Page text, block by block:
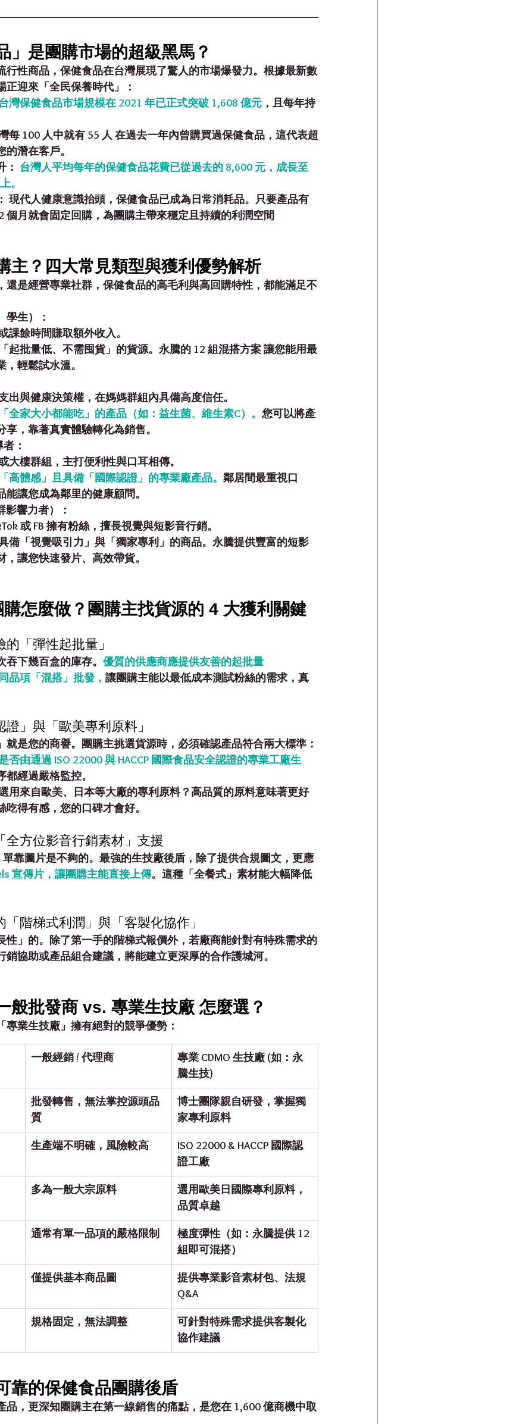
」是團購市場的超級黑馬？
行性商品，保健食品在台灣展現了驚人的市場爆發力。根據最新數
迎來「全民保養時代」：
灣保健食品市場規模在 2021 年已正式突破 1,608 億元 ，且每年持
每 100 人中就有 55 人 在過去一年內曾購買過保健食品，這代表超
潛在客戶。
： 台灣人平均每年的保健食品花費已從過去的 8,600 元，成長至
。
現代人健康意識抬頭，保健食品已成為日常消耗品。只要產品有
個月就會固定回購，為團購主帶來穩定且持續的利潤空間
主？四大常見類型與獲利優勢解析
還是經營專業社群，保健食品的高毛利與高回購特性，都能滿足不
學生）：
課餘時間賺取額外收入。
起批量低、不需囤貨」的貨源。永騰的 12 組混搭方案 讓您能用最
輕鬆試水溫。
出與健康決策權，在媽媽群組內具備高度信任。
全家大小都能吃」的產品（如：益生菌、維生素C）。 您可以將產
享，靠著真實體驗轉化為銷售。
：
大樓群組，主打便利性與口耳相傳。
高體感」且具備「國際認證」的專業廠產品。 鄰居間最重視口
讓您成為鄰里的健康顧問。
影響力者）：
或 FB 擁有粉絲，擅長視覺與短影音行銷。
備「視覺吸引力」與「獨家專利」的商品。永騰提供豐富的短影
，讓您快速發片、高效帶貨。
怎麼做？團購主找貨源的 4 大獲利關鍵
「彈性起批量」
下幾百盒的庫存。 優質的供應商應提供友善的起批量
品項「混搭」批發， 讓團購主能以最低成本測試粉絲的需求，真
」與「歐美專利原料」
就是您的商譽。團購主挑選貨源時，必須確認產品符合兩大標準：
否由通過 ISO 22000 與 HACCP 國際食品安全認證的專業工廠生
都經過嚴格監控。
用來自歐美、日本等大廠的專利原料？高品質的原料意味著更好
得有感，您的口碑才會好。
全方位影音行銷素材」支援
靠圖片是不夠的。最強的生技廠後盾，除了提供合規圖文，更應
宣傳片 ，讓團購主能直接上傳。這種「全餐式」素材能大幅降低
階梯式利潤」與「客製化協作」
性」的。除了第一手的階梯式報價外，若廠商能針對有特殊需求的
銷協助或產品組合建議 ，將能建立更深厚的合作護城河。
般批發商 vs. 專業生技廠 怎麼選？
業生技廠」擁有絕對的競爭優勢：
一般經銷 / 代理商
專業 CDMO 生技廠 (如：永
騰生技)
批發轉售，無法掌控源頭品
質
博士團隊親自研發 ，掌握獨
家專利原料
生產端不明確，風險較高
ISO 22000 & HACCP 國際認
證工廠
多為一般大宗原料 選用歐美日國際專利原料，
品質卓越
通常有單一品項的嚴格限制
極度彈性（如：永騰提供 12
組即可混搭）
僅提供基本商品圖
提供專業影音素材包、法規
Q&A
規格固定，無法調整
可針對特殊需求提供客製化
協作建議
靠的保健食品團購後盾
品，更深知團購主在第一線銷售的痛點，是您在 1,600 億商機中取